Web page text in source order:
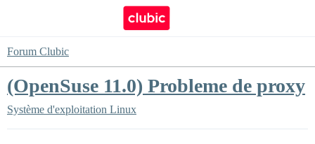
Forum Clubic
(OpenSuse 11.0) Probleme de proxy
Système d'exploitation Linux